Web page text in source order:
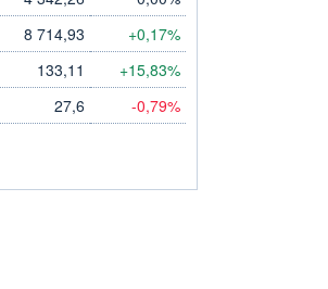
8 714,93 +0,17%
133,11 +15,83%
27,6 -0,79%